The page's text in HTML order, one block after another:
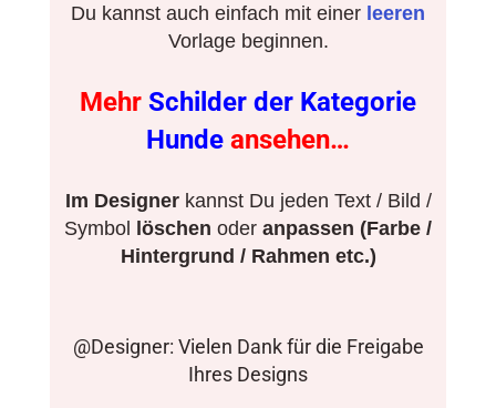
Du kannst auch einfach mit einer leeren
Vorlage beginnen.
Mehr Schilder der Kategorie
Hunde ansehen…
Im Designerkannst Du jeden Text / Bild /
Symbol löschen oder anpassen (Farbe /
Hintergrund / Rahmen etc.)
@Designer: Vielen Dank für die Freigabe
Ihres Designs